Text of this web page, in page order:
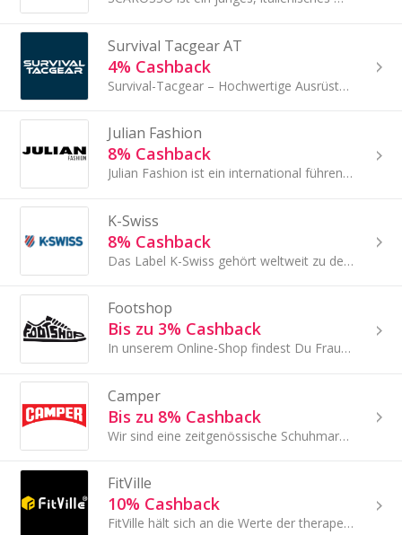
Survival Tacgear AT
4% Cashback
Survival-Tacgear – Hochwertige Ausrüstung für Survival, Outdoor & Militär
Julian Fashion
8% Cashback
Julian Fashion ist ein international führender Einzelhändler für Luxusmode mit Sitz in Italien.
K-Swiss
8% Cashback
Das Label K-Swiss gehört weltweit zu den bekanntesten Sportmarken.
Footshop
Bis zu 3% Cashback
In unserem Online-Shop findest Du Frauen, Männer und Kinderschuhe, originale Skate und Hip-Hop Schuhe, Sneaker und viel mehr!
Camper
Bis zu 8% Cashback
Wir sind eine zeitgenössische Schuhmarke von der Insel Mallorca in Spanien.
FitVille
10% Cashback
FitVille hält sich an die Werte der therapeutischen, komfortablen und unterstützenden Technologie.